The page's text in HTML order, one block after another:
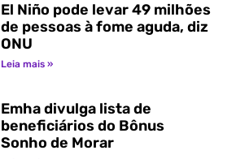
El Niño pode levar 49 milhões
de pessoas à fome aguda, diz
ONU
Leia mais »
Emha divulga lista de
beneficiários do Bônus
Sonho de Morar